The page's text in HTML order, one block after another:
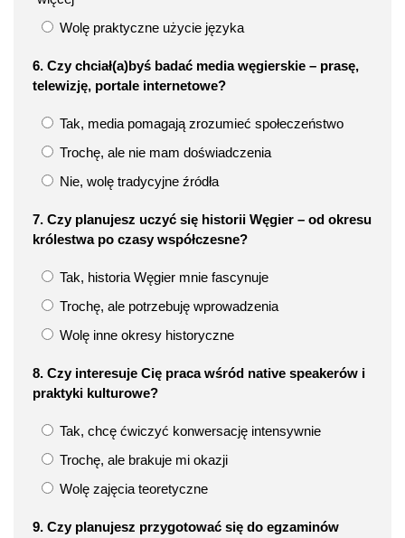
Wolę praktyczne użycie języka
6. Czy chciał(a)byś badać media węgierskie – prasę,
telewizję, portale internetowe?
Tak, media pomagają zrozumieć społeczeństwo
Trochę, ale nie mam doświadczenia
Nie, wolę tradycyjne źródła
7. Czy planujesz uczyć się historii Węgier – od okresu
królestwa po czasy współczesne?
Tak, historia Węgier mnie fascynuje
Trochę, ale potrzebuję wprowadzenia
Wolę inne okresy historyczne
8. Czy interesuje Cię praca wśród native speakerów i
praktyki kulturowe?
Tak, chcę ćwiczyć konwersację intensywnie
Trochę, ale brakuje mi okazji
Wolę zajęcia teoretyczne
9. Czy planujesz przygotować się do egzaminów